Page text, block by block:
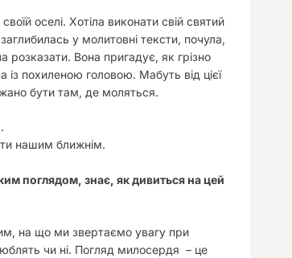
оселі. Хотіла виконати свій святий
у молитовні тексти, почула,
розказати. Вона пригадує, як грізно
похиленою головою. Мабуть від цієї
бути там, де моляться.
нашим ближнім.
поглядом, знає, як дивиться на цей
на що ми звертаємо увагу при
чи ні. Погляд милосердя – це